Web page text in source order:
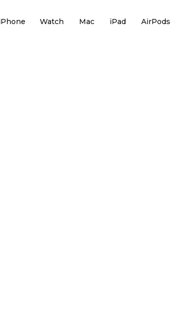
Watch Mac iPad AirPods